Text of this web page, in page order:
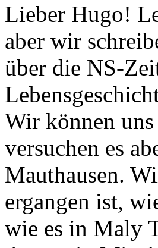
Lieber Hugo!
aber wir
über die NS-
Wir können
versuchen es
Mauthausen.
ergangen ist,
wie es in Maly